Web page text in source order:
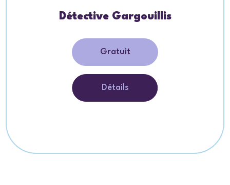
Détective Gargouillis
Gratuit
Détails